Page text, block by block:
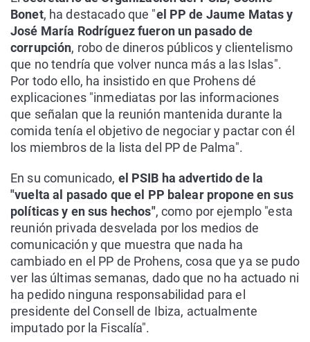
Bonet, ha destacado que "el PP de Jaume Matas y
José María Rodríguez fueron un pasado de
corrupción, robo de dineros públicos y clientelismo
que no tendría que volver nunca más a las Islas".
Por todo ello, ha insistido en que Prohens dé
explicaciones "inmediatas por las informaciones
que señalan que la reunión mantenida durante la
comida tenía el objetivo de negociar y pactar con él
los miembros de la lista del PP de Palma".
En su comunicado, el PSIB ha advertido de la
"vuelta al pasado que el PP balear propone en sus
políticas y en sus hechos", como por ejemplo "esta
reunión privada desvelada por los medios de
comunicación y que muestra que nada ha
cambiado en el PP de Prohens, cosa que ya se pudo
ver las últimas semanas, dado que no ha actuado ni
ha pedido ninguna responsabilidad para el
presidente del Consell de Ibiza, actualmente
imputado por la Fiscalía".